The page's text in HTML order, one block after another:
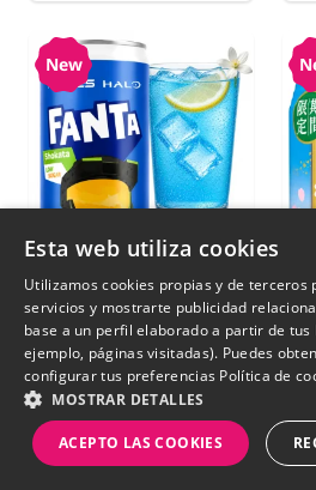
New
Fanta Shokata x Xbox
Halo | 250 ml
|
€
Esta web utiliza cookies
Utilizamos cookies propias y de terceros
servicios y mostrarte publicidad
base a un perfil elaborado a partir de
ejemplo, páginas visitadas). Puedes
configurar tus preferencias Política de
MOSTRAR DETALLES
ACEPTO LAS COOKIES